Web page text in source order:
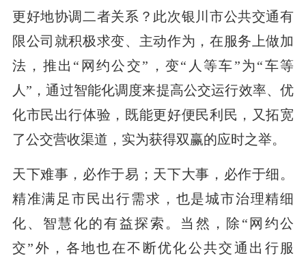
更好地协调二者关系？此次银川市公共交通有
限公司就积极求变、主动作为，在服务上做加
法，推出“网约公交”，变“人等车”为“车等
人”，通过智能化调度来提高公交运行效率、优
化市民出行体验，既能更好便民利民，又拓宽
了公交营收渠道，实为获得双赢的应时之举。
天下难事，必作于易；天下大事，必作于细。
精准满足市民出行需求，也是城市治理精细
化、智慧化的有益探索。当然，除“网约公
交”外，各地也在不断优化公共交通出行服